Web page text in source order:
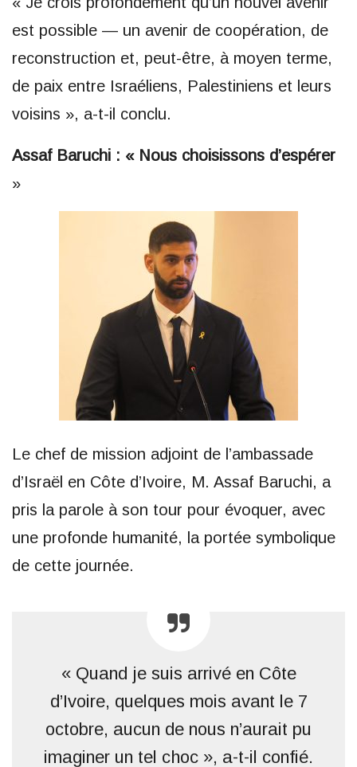
est possible — un avenir de coopération, de
reconstruction et, peut-être, à moyen terme,
de paix entre Israéliens, Palestiniens et leurs
voisins », a-t-il conclu.
Assaf Baruchi : « Nous choisissons d’espérer
»
Le chef de mission adjoint de l’ambassade
d’Israël en Côte d’Ivoire, M. Assaf Baruchi, a
pris la parole à son tour pour évoquer, avec
une profonde humanité, la portée symbolique
de cette journée.
« Quand je suis arrivé en Côte
d’Ivoire, quelques mois avant le 7
octobre, aucun de nous n’aurait pu
imaginer un tel choc », a-t-il confié.